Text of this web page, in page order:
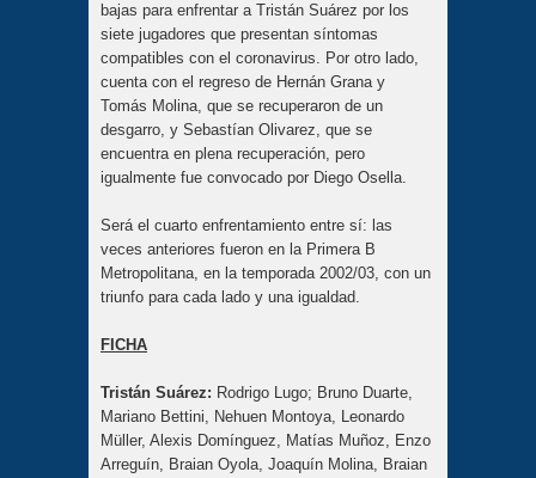
bajas para enfrentar a Tristán Suárez por los
siete jugadores que presentan síntomas
compatibles con el coronavirus. Por otro lado,
cuenta con el regreso de Hernán Grana y
Tomás Molina, que se recuperaron de un
desgarro, y Sebastían Olivarez, que se
encuentra en plena recuperación, pero
igualmente fue convocado por Diego Osella.
Será el cuarto enfrentamiento entre sí: las
veces anteriores fueron en la Primera B
Metropolitana, en la temporada 2002/03, con un
triunfo para cada lado y una igualdad.
FICHA
Tristán Suárez: Rodrigo Lugo; Bruno Duarte,
Mariano Bettini, Nehuen Montoya, Leonardo
Müller, Alexis Domínguez, Matías Muñoz, Enzo
Arreguín, Braian Oyola, Joaquín Molina, Braian